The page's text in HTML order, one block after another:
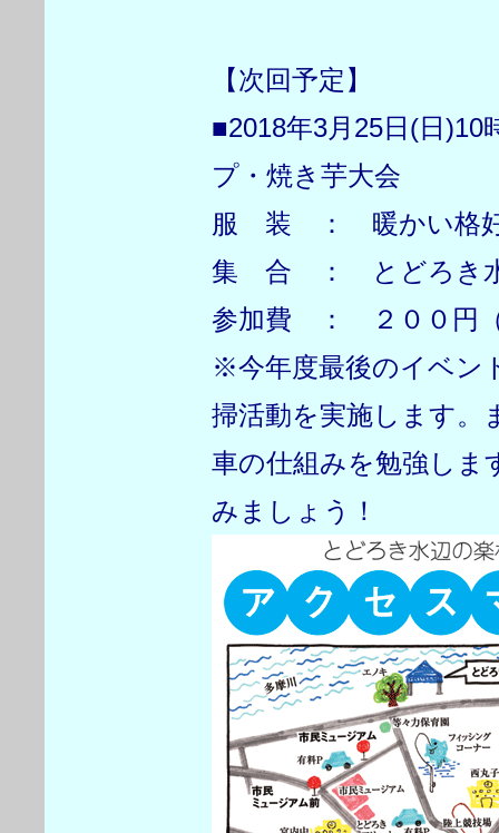
【次回予定】
■2018年3月25日(日
プ・焼き芋大会
服 装 ： 暖かい格
集 合 ： とどろき水
参加費 ： ２００円
※今年度最後のイベン
掃活動を実施します。
車の仕組みを勉強しま
みましょう！